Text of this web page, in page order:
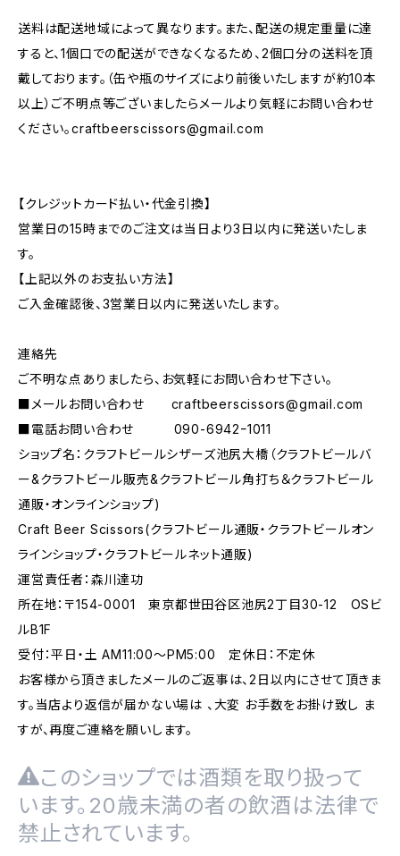
送料は配送地域によって異なります。また、配送の規定重量に達
すると、1個口での配送ができなくなるため、2個口分の送料を頂
戴しております。（缶や瓶のサイズにより前後いたしますが約10本
以上）ご不明点等ございましたらメールより気軽にお問い合わせ
ください。craftbeerscissors@gmail.com
【クレジットカード払い・代金引換】
営業日の15時までのご注文は当日より3日以内に発送いたしま
す。
【上記以外のお支払い方法】
ご入金確認後、3営業日以内に発送いたします。
連絡先
ご不明な点ありましたら、お気軽にお問い合わせ下さい。
■メールお問い合わせ craftbeerscissors@gmail.com
■電話お問い合わせ 090-6942ｰ1011
ショップ名：クラフトビールシザーズ池尻大橋（クラフトビールバ
ー&クラフトビール販売&クラフトビール角打ち＆クラフトビール
通販・オンラインショップ)
Craft Beer Scissors(クラフトビール通販・クラフトビールオン
ラインショップ・クラフトビールネット通販)
運営責任者：森川達功
所在地：〒154-0001 東京都世田谷区池尻2丁目30-12 OSビ
ルB1F
受付：平日・土 AM11:00～PM5:00 定休日：不定休
お客様から頂きましたメールのご返事は、2日以内にさせて頂きま
す。当店より返信が届かない場は 、大変 お手数をお掛け致し ま
すが、再度ご連絡を願いします。
このショップでは酒類を取り扱って
います。20歳未満の者の飲酒は法律で
禁止されています。